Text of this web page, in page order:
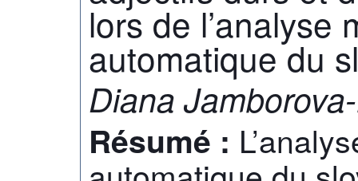
lors de l’analyse
automatique du
Diana
Résumé :